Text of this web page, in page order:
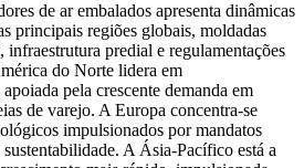
de ar embalados apresenta dinâmicas
principais regiões globais, moldadas
infraestrutura predial e regulamentações
do Norte lidera em
pela crescente demanda em
de varejo. A Europa concentra-se
impulsionados por mandatos
sustentabilidade. A Ásia-Pacífico está a